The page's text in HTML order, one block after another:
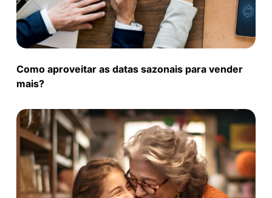
Como aproveitar as datas sazonais para vender
mais?